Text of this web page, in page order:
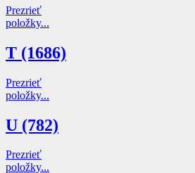
Prezrieť
položky...
T (1686)
Prezrieť
položky...
U (782)
Prezrieť
položky...